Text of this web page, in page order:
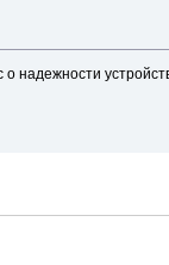
надежности